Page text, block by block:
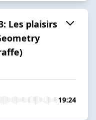
Les plaisirs
19:24